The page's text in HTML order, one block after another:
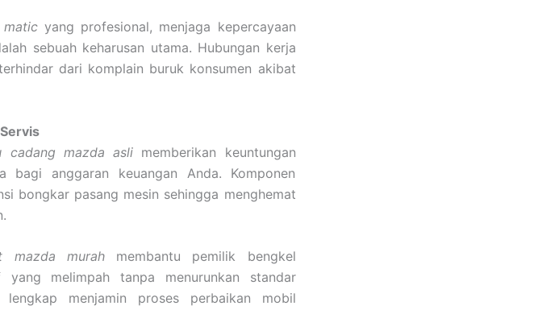
yang profesional, menjaga kepercayaan
sebuah keharusan utama. Hubungan kerja
dari komplain buruk konsumen akibat
cadang mazda asli memberikan keuntungan
bagi anggaran keuangan Anda. Komponen
bongkar pasang mesin sehingga menghemat
mazda murahmembantu pemilik bengkel
yang melimpah tanpa menurunkan standar
menjamin proses perbaikan mobil